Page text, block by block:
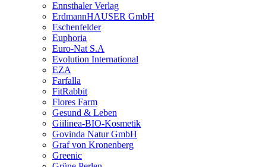
Ennsthaler Verlag
ErdmannHAUSER GmbH
Eschenfelder
Euphoria
Euro-Nat S.A
Evolution International
EZA
Farfalla
FitRabbit
Flores Farm
Gesund & Leben
Giilinea-BIO-Kosmetik
Govinda Natur GmbH
Graf von Kronenberg
Greenic